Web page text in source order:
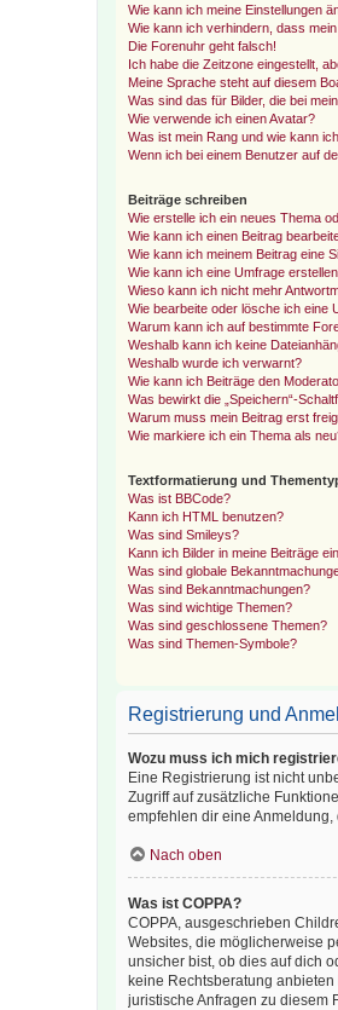
Wie kann ich meine Einstellungen
Wie kann ich verhindern, dass
Die Forenuhr geht falsch!
Ich habe die Zeitzone eingestellt,
Meine Sprache steht auf diesem
Was sind das für Bilder, die bei
Wie verwende ich einen Avatar?
Was ist mein Rang und wie kann
Wenn ich bei einem Benutzer auf
Beiträge schreiben
Wie erstelle ich ein neues Thema
Wie kann ich einen Beitrag
Wie kann ich meinem Beitrag eine
Wie kann ich eine Umfrage
Wieso kann ich nicht mehr
Wie bearbeite oder lösche ich eine
Warum kann ich auf bestimmte
Weshalb kann ich keine
Weshalb wurde ich verwarnt?
Wie kann ich Beiträge den
Was bewirkt die „Speichern“-
Warum muss mein Beitrag erst
Wie markiere ich ein Thema als
Textformatierung und
Was ist BBCode?
Kann ich HTML benutzen?
Was sind Smileys?
Kann ich Bilder in meine Beiträge
Was sind globale
Was sind Bekanntmachungen?
Was sind wichtige Themen?
Was sind geschlossene Themen?
Was sind Themen-Symbole?
Registrierung und
Wozu muss ich mich
Eine Registrierung ist nicht
Zugriff auf zusätzliche
empfehlen dir eine
Nach oben
Was ist COPPA?
COPPA, ausgeschrieben
Websites, die möglicherweise
unsicher bist, ob dies auf dich
keine Rechtsberatung
juristische Anfragen zu diesem